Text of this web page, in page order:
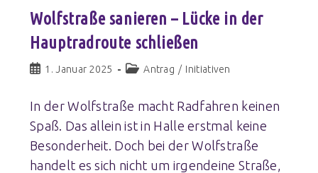
Wolfstraße sanieren – Lücke in der
Hauptradroute schließen
1. Januar 2025 Antrag / Initiativen
In der Wolfstraße macht Radfahren keinen
Spaß. Das allein ist in Halle erstmal keine
Besonderheit. Doch bei der Wolfstraße
handelt es sich nicht um irgendeine Straße,